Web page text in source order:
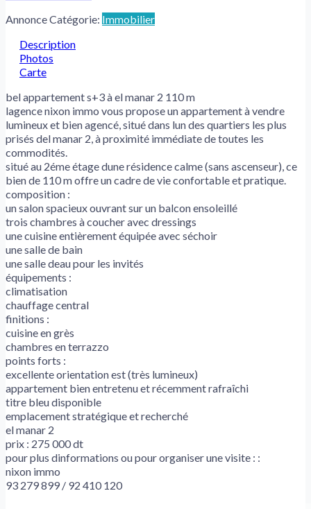
Annonce Catégorie: Immobilier
Description
Photos
Carte
bel appartement s+3 à el manar 2 110 m
lagence nixon immo vous propose un appartement à vendre
lumineux et bien agencé, situé dans lun des quartiers les plus
prisés del manar 2, à proximité immédiate de toutes les
commodités.
situé au 2éme étage dune résidence calme (sans ascenseur), ce
bien de 110 m offre un cadre de vie confortable et pratique.
composition :
un salon spacieux ouvrant sur un balcon ensoleillé
trois chambres à coucher avec dressings
une cuisine entièrement équipée avec séchoir
une salle de bain
une salle deau pour les invités
équipements :
climatisation
chauffage central
finitions :
cuisine en grès
chambres en terrazzo
points forts :
excellente orientation est (très lumineux)
appartement bien entretenu et récemment rafraîchi
titre bleu disponible
emplacement stratégique et recherché
el manar 2
prix : 275 000 dt
pour plus dinformations ou pour organiser une visite : :
nixon immo
93 279 899 / 92 410 120